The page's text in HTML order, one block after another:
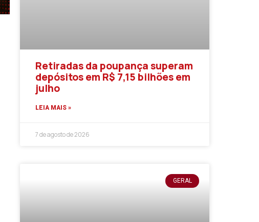
Retiradas da poupança superam
depósitos em R$ 7,15 bilhões em
julho
LEIA MAIS »
7 de agosto de 2026
GERAL